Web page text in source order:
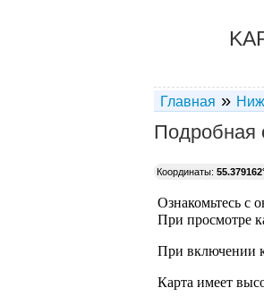
Главная »
Подробная
Координаты:
Ознакомьтесь с
При просмотре
При включении
Карта имеет